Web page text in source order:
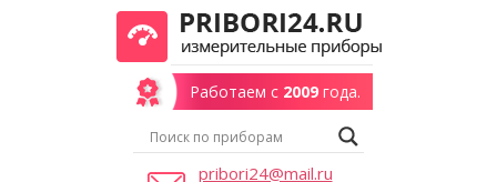
Работаем с 2009года.
pribori24@mail.ru